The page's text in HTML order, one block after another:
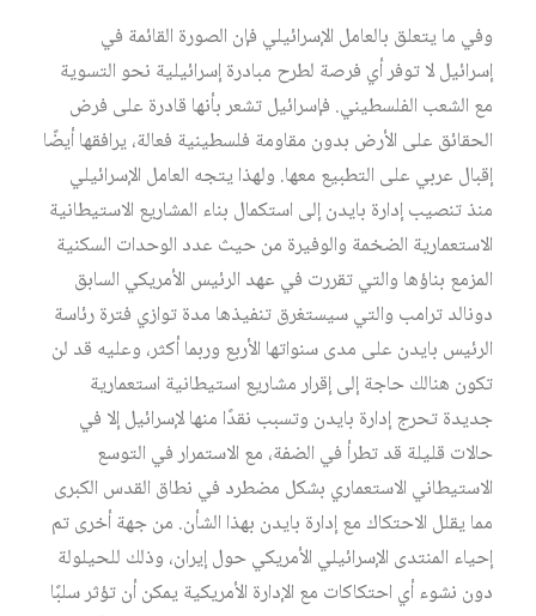
وفي ما يتعلق بالعامل الإسرائيلي فإن الصورة القائمة في
إسرائيل لا توفر أي فرصة لطرح مبادرة إسرائيلية نحو التسوية
مع الشعب الفلسطيني. فإسرائيل تشعر بأنها قادرة على فرض
الحقائق على الأرض بدون مقاومة فلسطينية فعالة، يرافقها أيضًا
إقبال عربي على التطبيع معها. ولهذا يتجه العامل الإسرائيلي
منذ تنصيب إدارة بايدن إلى استكمال بناء المشاريع الاستيطانية
الاستعمارية الضخمة والوفيرة من حيث عدد الوحدات السكنية
المزمع بناؤها والتي تقررت في عهد الرئيس الأمريكي السابق
دونالد ترامب والتي سيستغرق تنفيذها مدة توازي فترة رئاسة
الرئيس بايدن على مدى سنواتها الأربع وربما أكثر، وعليه قد لن
تكون هنالك حاجة إلى إقرار مشاريع استيطانية استعمارية
جديدة تحرج إدارة بايدن وتسبب نقدًا منها لإسرائيل إلا في
حالات قليلة قد تطرأ في الضفة، مع الاستمرار في التوسع
الاستيطاني الاستعماري بشكل مضطرد في نطاق القدس الكبرى
مما يقلل الاحتكاك مع إدارة بايدن بهذا الشأن. من جهة أخرى تم
إحياء المنتدى الإسرائيلي الأمريكي حول إيران، وذلك للحيلولة
دون نشوء أي احتكاكات مع الإدارة الأمريكية يمكن أن تؤثر سلبًا